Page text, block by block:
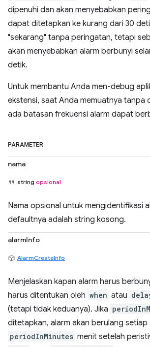
dipenuhi dan akan menyebabkan
dapat ditetapkan ke kurang dari 30
"sekarang" tanpa peringatan, tetapi
akan menyebabkan alarm berbunyi
detik.
Untuk membantu Anda men-debug
ekstensi, saat Anda memuatnya tanpa
ada batasan frekuensi alarm dapat
PARAMETER
nama
string opsional
Nama opsional untuk mengidentifikasi
defaultnya adalah string kosong.
alarmInfo
AlarmCreateInfo
Menjelaskan kapan alarm harus
harus ditentukan oleh when atau
(tetapi tidak keduanya). Jika
ditetapkan, alarm akan berulang setiap
periodInMinutes menit setelah